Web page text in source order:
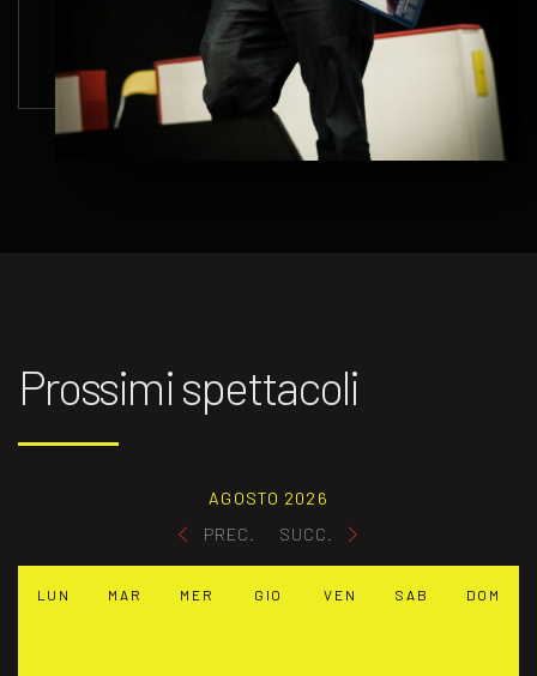
Prossimi spettacoli
PREC.
AGOSTO 2026
SUCC.
LUN MAR MER GIO VEN SAB DOM